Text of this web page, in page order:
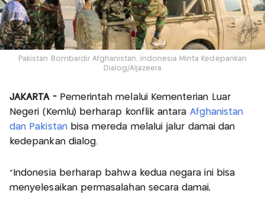
Pakistan Bombardir Afghanistan, Indonesia Minta Kedepankan
Dialog/Aljazeera
JAKARTA - Pemerintah melalui Kementerian Luar
Negeri (Kemlu) berharap konflik antara Afghanistan
dan Pakistan bisa mereda melalui jalur damai dan
kedepankan dialog.
"Indonesia berharap bahwa kedua negara ini bisa
menyelesaikan permasalahan secara damai,